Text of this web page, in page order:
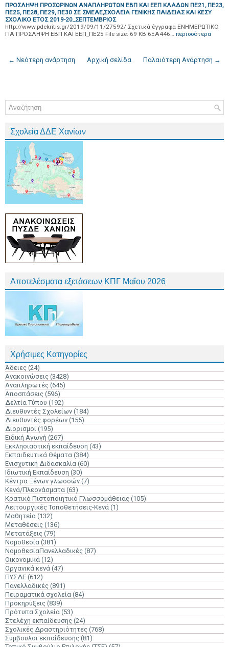
ΠΡΟΣΛΗΨH ΠΡΟΣΩΡΙΝΩΝ ΑΝΑΠΛΗΡΩΤΩΝ ΕΒΠ ΚΑΙ ΕΕΠ ΚΛΑΔΩΝ ΠΕ21, ΠΕ23,
ΠΕ25, ΠΕ28, ΠΕ29, ΠΕ30 ΣΕ ΣΜΕΑΕ,ΣΧΟΛΕΙΑ ΓΕΝΙΚΗΣ ΠΑΙΔΕΙΑΣ ΚΑΙ ΚΕΣΥ
ΣΧΟΛΙΚΟ ΕΤΟΣ 2019-20_ΣΕΠΤΕΜΒΡΙΟΣ
http://www.pdekritis.gr/2019/09/11/27592/ Σχετικά έγγραφα ΕΝΗΜΕΡΩΤΙΚΟ
ΓΙΑ ΠΡΟΣΛΗΨΗ ΕΒΠ ΚΑΙ ΕΕΠ_ΠΕ25 File size: 69 KB 6ΞΑ446… περισσότερα
← Νεότερη ανάρτηση Παλαιότερη Ανάρτηση →
Αρχική σελίδα
Σχολεία ΔΔΕ Χανίων
Αποτελέσματα εξετάσεων ΚΠΓ Μαΐου 2026
Χρήσιμες Κατηγορίες
Άδειες (24)
Ανακοινώσεις (3428)
Αναπληρωτές (645)
Αποσπάσεις (596)
Δελτία Τύπου (192)
Διευθυντές Σχολείων (184)
Διευθυντές φορέων (155)
Διορισμοί (195)
Ειδική Αγωγή (267)
Εκκλησιαστική εκπαίδευση (43)
Εκπαιδευτικά Θέματα (384)
Ενισχυτική Διδασκαλία (60)
Ιδιωτική Εκπαίδευση (30)
Κέντρα Ξένων γλωσσών (7)
Κενά/Πλεονάσματα (63)
Κρατικό Πιστοποιητικό Γλωσσομάθειας (105)
Λειτουργικές Τοποθετήσεις-Κενά (1)
Μαθητεία (132)
Μεταθέσεις (136)
Μετατάξεις (79)
Νομοθεσία (381)
ΝομοθεσίαΠανελλαδικές (87)
Οικονομικά (12)
Οργανικά κενά (47)
ΠΥΣΔΕ (612)
Πανελλαδικές (891)
Πειραματικά σχολεία (84)
Προκηρύξεις (839)
Πρότυπα Σχολεία (53)
Στελέχη εκπαίδευσης (24)
Σχολικές Δραστηριότητες (768)
Σύμβουλοι εκπαίδευσης (81)